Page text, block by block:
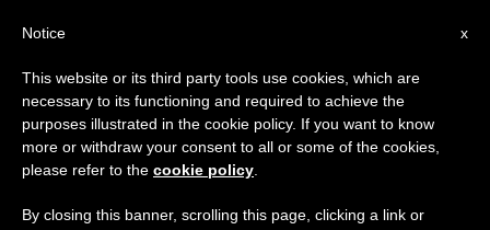
x
Notice
This website or its third party tools use cookies, which are
necessary to its functioning and required to achieve the
purposes illustrated in the cookie policy. If you want to know
more or withdraw your consent to all or some of the cookies,
please refer to the cookie policy
By closing this banner, scrolling this page, clicking a link or